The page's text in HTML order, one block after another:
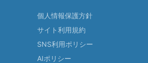
個人情報保護方針
サイト利用規約
SNS利用ポリシー
AIポリシー